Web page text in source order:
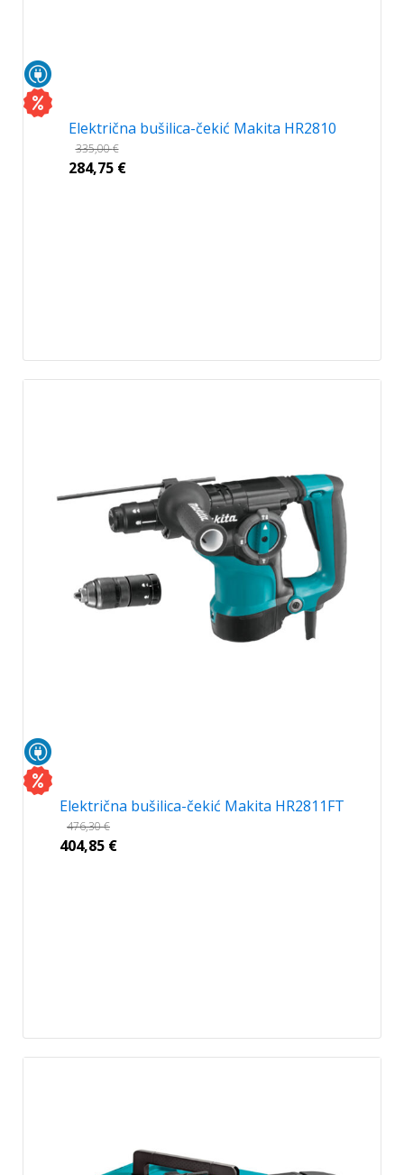
Električna bušilica-čekić Makita HR2810
335,00€
284,75 €
Električna bušilica-čekić Makita HR2811FT
476,30€
404,85 €